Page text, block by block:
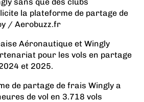
la plateforme de partage de
/ Aerobuzz.fr
Aéronautique et Wingly
pour les vols en partage
et 2025.
de partage de frais Wingly a
de vol en 3.718 vols